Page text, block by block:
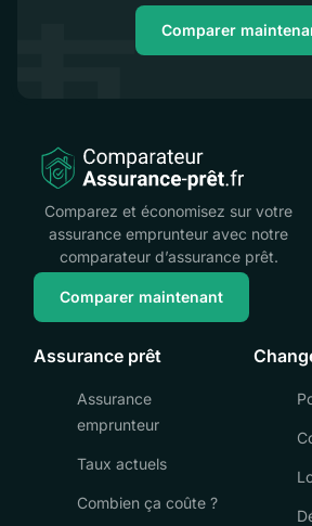
Comparer
Comparez et économisez sur votre
assurance emprunteur avec notre
comparateur d’assurance prêt.
Comparer maintenant
Assurance prêt
Assurance
emprunteur
Taux actuels
Combien ça coûte ?